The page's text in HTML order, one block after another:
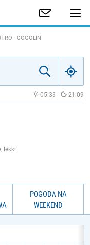
- GOGOLIN
05:33 21:09
lekki
POGODA NA
WEEKEND